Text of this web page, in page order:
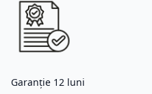
Garanție 12 luni